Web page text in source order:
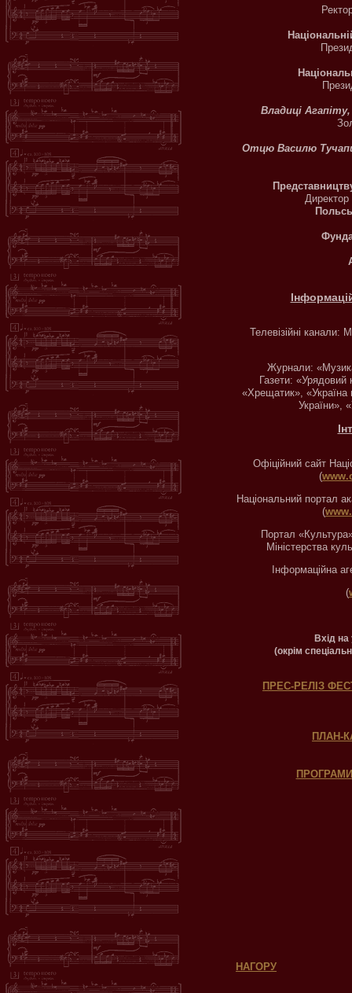
Владиці Агапіту,
Отцю Василю
Телевізійні канали:
Журнали:
Газети:
«Хрещатик»,
України»,
Офіційний сайт
(
Національний портал
(
Портал
Міністерства
Інформаційна
(
Вхід
(окрім
ПРЕС-РЕЛІЗ
ПЛАН-
НАГОРУ